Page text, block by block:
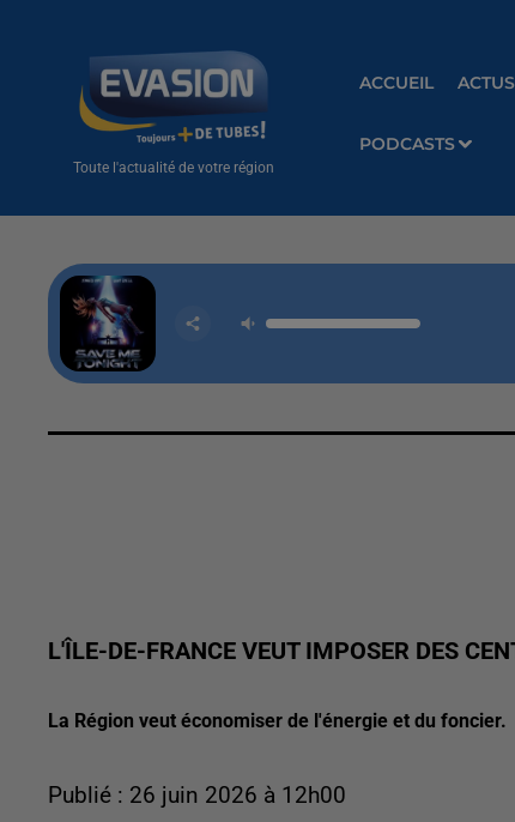
Toute l'actualité de votre région
ACCUEIL
PODCASTS
L'ÎLE-DE-FRANCE VEUT IMPOSER DES
La Région veut économiser de l'énergie et du foncier.
Publié : 26 juin 2026 à 12h00